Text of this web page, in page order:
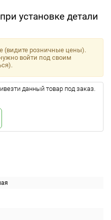
установке детали
(видите розничные цены).
войти под своим
данный товар под заказ.